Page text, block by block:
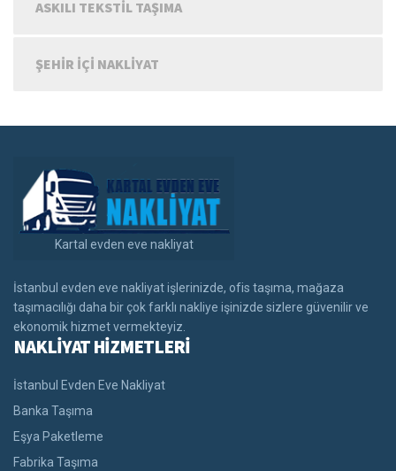
ASKILI TEKSTIL TAŞIMA
ŞEHIR IÇI NAKLIYAT
Kartal evden eve nakliyat
İstanbul evden eve nakliyat işlerinizde, ofis taşıma, mağaza
taşımacılığı daha bir çok farklı nakliye işinizde sizlere güvenilir ve
ekonomik hizmet vermekteyiz.
NAKLİYAT HİZMETLERİ
İstanbul Evden Eve Nakliyat
Banka Taşıma
Eşya Paketleme
Fabrika Taşıma